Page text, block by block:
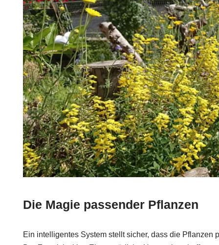
Die Magie passender Pflanzen
Ein intelligentes System stellt sicher, dass die Pflanzen